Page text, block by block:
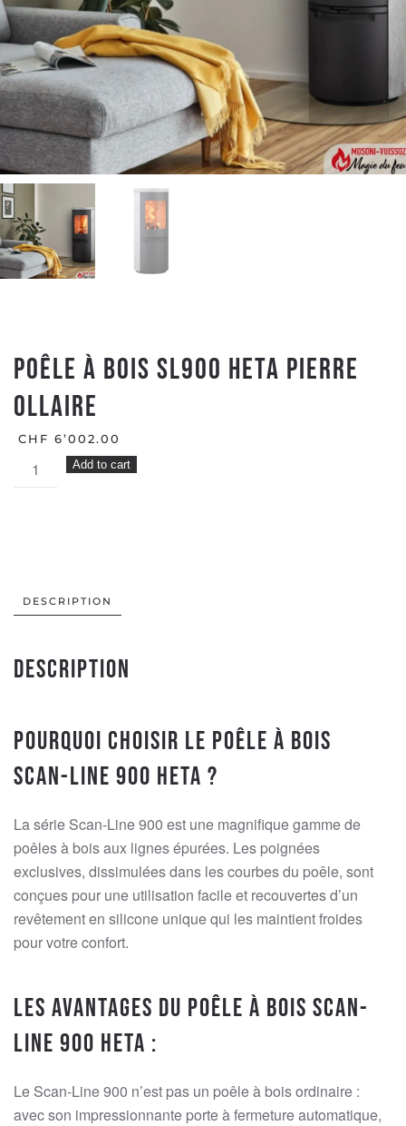
Poêle à Bois SL900 HETA Pierre
Ollaire
CHF 6’002.00
Poêle
à
Ollaire
Add to cart
DESCRIPTION
Description
Pourquoi choisir le poêle à bois
Scan-Line 900 Heta ?
La série Scan-Line 900 est une magnifique gamme de
poêles à bois aux lignes épurées. Les poignées
exclusives, dissimulées dans les courbes du poêle, sont
conçues pour une utilisation facile et recouvertes d’un
revêtement en silicone unique qui les maintient froides
pour votre confort.
Les avantages du poêle à bois Scan-
Line 900 Heta :
Le Scan-Line 900 n’est pas un poêle à bois ordinaire :
avec son impressionnante porte à fermeture automatique,